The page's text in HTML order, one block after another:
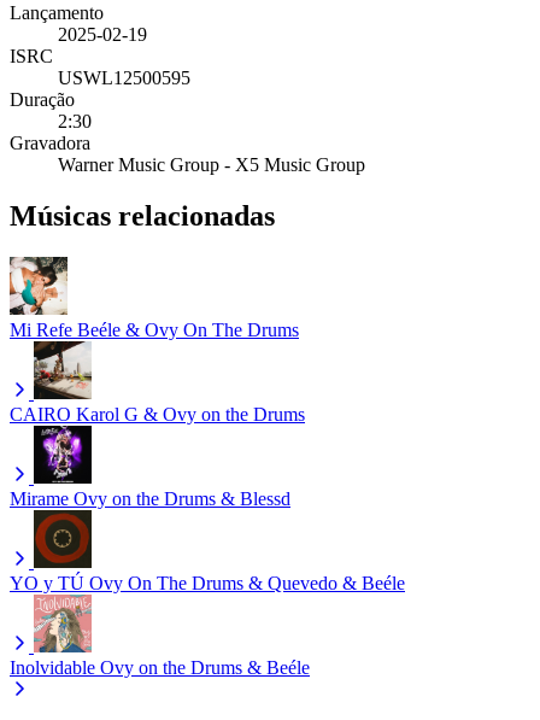
Lançamento
2025-02-19
ISRC
USWL12500595
Duração
2:30
Gravadora
Warner Music Group - X5 Music Group
Músicas relacionadas
Mi Refe Beéle & Ovy On The Drums
CAIRO Karol G & Ovy on the Drums
Mirame Ovy on the Drums & Blessd
YO y TÚ Ovy On The Drums & Quevedo & Beéle
Inolvidable Ovy on the Drums & Beéle